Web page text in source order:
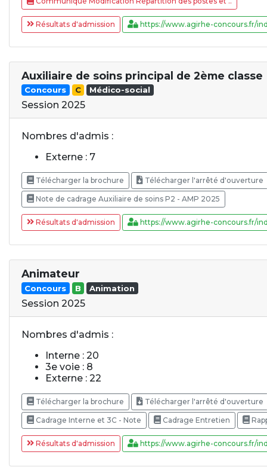
Résultats d'admission https://www.agirhe-concours.fr/
Auxiliaire de soins principal de 2ème classe
Concours C Médico-social
Session 2025
Nombres d'admis :
Externe : 7
Télécharger la brochure Télécharger l'arrêté d'ouverture
Note de cadrage Auxiliaire de soins P2 - AMP 2025
Résultats d'admission https://www.agirhe-concours.fr/
Animateur
Concours B Animation
Session 2025
Nombres d'admis :
Interne : 20
3e voie : 8
Externe : 22
Télécharger la brochure Télécharger l'arrêté d'ouverture
Cadrage Interne et 3C - Note Cadrage Entretien
Résultats d'admission https://www.agirhe-concours.fr/